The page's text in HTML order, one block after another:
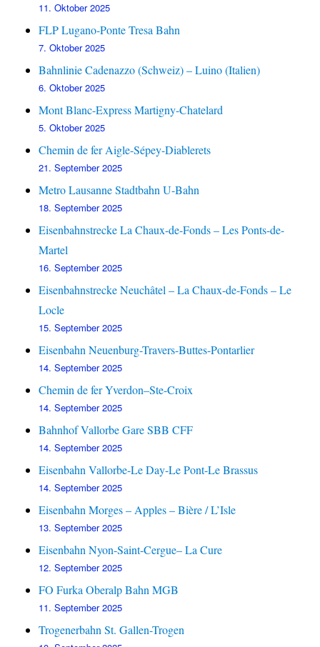
11. Oktober 2025
FLP Lugano-Ponte Tresa Bahn
7. Oktober 2025
Bahnlinie Cadenazzo (Schweiz) – Luino (Italien)
6. Oktober 2025
Mont Blanc-Express Martigny-Chatelard
5. Oktober 2025
Chemin de fer Aigle-Sépey-Diablerets
21. September 2025
Metro Lausanne Stadtbahn U-Bahn
18. September 2025
Eisenbahnstrecke La Chaux-de-Fonds – Les Ponts-de-
Martel
16. September 2025
Eisenbahnstrecke Neuchâtel – La Chaux-de-Fonds – Le
Locle
15. September 2025
Eisenbahn Neuenburg-Travers-Buttes-Pontarlier
14. September 2025
Chemin de fer Yverdon–Ste-Croix
14. September 2025
Bahnhof Vallorbe Gare SBB CFF
14. September 2025
Eisenbahn Vallorbe-Le Day-Le Pont-Le Brassus
14. September 2025
Eisenbahn Morges – Apples – Bière / L’Isle
13. September 2025
Eisenbahn Nyon-Saint-Cergue– La Cure
12. September 2025
FO Furka Oberalp Bahn MGB
11. September 2025
Trogenerbahn St. Gallen-Trogen